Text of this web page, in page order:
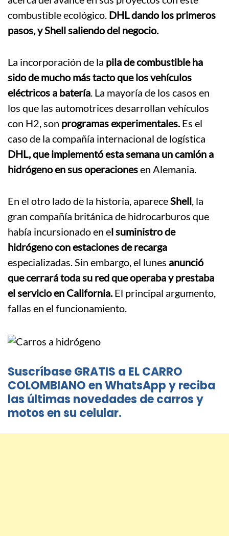
combustible ecológico. DHL dando los primeros
pasos, y Shell saliendo del negocio.
La incorporación de la pila de combustible ha
sido de mucho más tacto que los vehículos
eléctricos a batería. La mayoría de los casos en
los que las automotrices desarrollan vehículos
con H2, son programas experimentales.Es el
caso de la compañía internacional de logística
DHL, que implementó esta semana un camión a
hidrógeno en sus operacionesen Alemania.
En el otro lado de la historia, apareceShell, la
gran compañía británica de hidrocarburos que
había incursionado en el suministro de
hidrógeno con estaciones de recarga
especializadas. Sin embargo, el lunes anunció
que cerrará toda su red que operaba y prestaba
el servicio en California.El principal argumento,
fallas en el funcionamiento.
Suscríbase GRATIS a EL CARRO
COLOMBIANO en WhatsApp y reciba
las últimas novedades de carros y
motos en su celular.